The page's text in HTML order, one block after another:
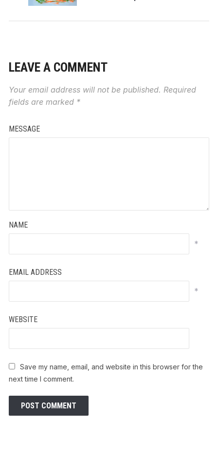
LEAVE A COMMENT
Your email address will not be published. Required
fields are marked *
MESSAGE
NAME
*
EMAIL ADDRESS
*
WEBSITE
Save my name, email, and website in this browser for the
next time I comment.